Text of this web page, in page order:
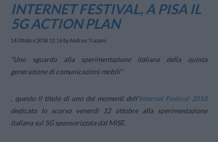
INTERNET FESTIVAL, A PISA IL
5G ACTION PLAN
14 Ottobre 2018 12:16 by Andrea Trapani
“Uno sguardo alla sperimentazione italiana della quinta
generazione di comunicazioni mobili”
, questo il titolo di uno dei momenti dell’Internet Festival 2018
dedicato lo scorso venerdì 12 ottobre alla sperimentazione
italiana sul 5G sponsorizzata dal MISE.